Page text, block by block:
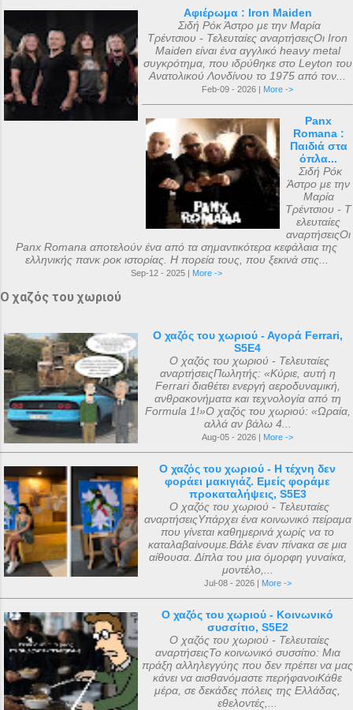
Αφιέρωμα : Iron Maiden
Σιδή Ρόκ Άστρο με την Μαρία
Τρέντσιου - Τελευταίες αναρτήσειςΟι Iron
Maiden είναι ένα αγγλικό heavy metal
συγκρότημα, που ιδρύθηκε στο Leyton του
Ανατολικού Λονδίνου το 1975 από τον...
Feb-09 - 2026 | More ->
Panx
Romana :
Παιδιά στα
όπλα...
Σιδή Ρόκ
Άστρο με την
Μαρία
Τρέντσιου - Τ
ελευταίες
αναρτήσειςΟι
Panx Romana αποτελούν ένα από τα σημαντικότερα κεφάλαια της
ελληνικής πανκ ροκ ιστορίας. Η πορεία τους, που ξεκινά στις...
Sep-12 - 2025 | More ->
Ο χαζός του χωριού
Ο χαζός του χωριού - Αγορά Ferrari,
S5E4
Ο χαζός του χωριού - Τελευταίες
αναρτήσειςΠωλητής: «Κύριε, αυτή η
Ferrari διαθέτει ενεργή αεροδυναμική,
ανθρακονήματα και τεχνολογία από τη
Formula 1!»Ο χαζός του χωριού: «Ωραία,
αλλά αν βάλω 4...
Aug-05 - 2026 | More ->
Ο χαζός του χωριού - Η τέχνη δεν
φοράει μακιγιάζ. Εμείς φοράμε
προκαταλήψεις, S5E3
Ο χαζός του χωριού - Τελευταίες
αναρτήσειςΥπάρχει ένα κοινωνικό πείραμα
που γίνεται καθημερινά χωρίς να το
καταλαβαίνουμε.Βάλε έναν πίνακα σε μια
αίθουσα. Δίπλα του μια όμορφη γυναίκα,
μοντέλο,...
Jul-08 - 2026 | More ->
Ο χαζός του χωριού - Κοινωνικό
συσσίτιο, S5E2
Ο χαζός του χωριού - Τελευταίες
αναρτήσειςΤο κοινωνικό συσσίτιο: Μια
πράξη αλληλεγγύης που δεν πρέπει να μας
κάνει να αισθανόμαστε περήφανοιΚάθε
μέρα, σε δεκάδες πόλεις της Ελλάδας,
εθελοντές,...